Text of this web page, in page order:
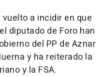
a incidir en que
diputado de Foro han
del PP de Aznar
y ha reiterado la
y la FSA.